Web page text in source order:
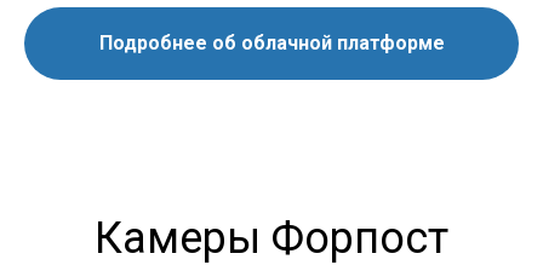
Подробнее об облачной платформе
Камеры Форпост